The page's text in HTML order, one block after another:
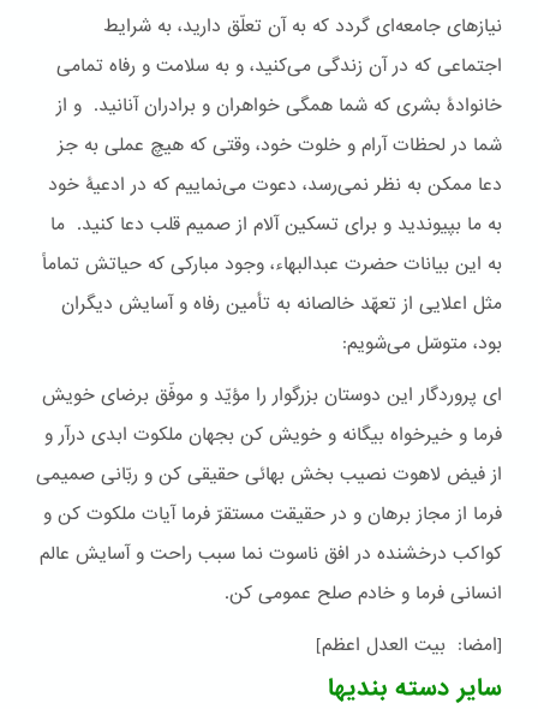
نیازهای جامعه‌ای گردد که به آن تعلّق دارید، به شرایط
اجتماعی که در آن زندگی می‌کنید، و به سلامت و رفاه تمامی
خانوادۀ بشری که شما همگی خواهران و برادران آنانید. و از
شما در لحظات آرام و خلوت خود، وقتی که هیچ عملی به جز
دعا ممکن به نظر نمی‌رسد، دعوت می‌‌نماییم که در ادعیۀ خود
به ما بپیوندید و برای تسکین آلام از صمیم قلب دعا کنید. ما
به این بیانات حضرت عبدالبهاء، وجود مبارکی که حیاتش تماماً
مثل اعلایی از تعهّد خالصانه به تأمین رفاه و آسایش دیگران
بود، متوسّل می‌شویم:
ای پروردگار این دوستان بزرگوار را مؤیّد و موفّق برضای خویش
فرما و خیرخواه بیگانه و خویش کن بجهان ملکوت ابدی درآر و
از فیض لاهوت نصیب بخش بهائی حقیقی کن و ربّانی صمیمی
فرما از مجاز برهان و در حقیقت مستقرّ فرما آیات ملکوت کن و
کواکب درخشنده در افق ناسوت نما سبب راحت و آسایش عالم
انسانی فرما و خادم صلح عمومی کن.
[امضا: بیت العدل اعظم]
سایر دسته بندیها